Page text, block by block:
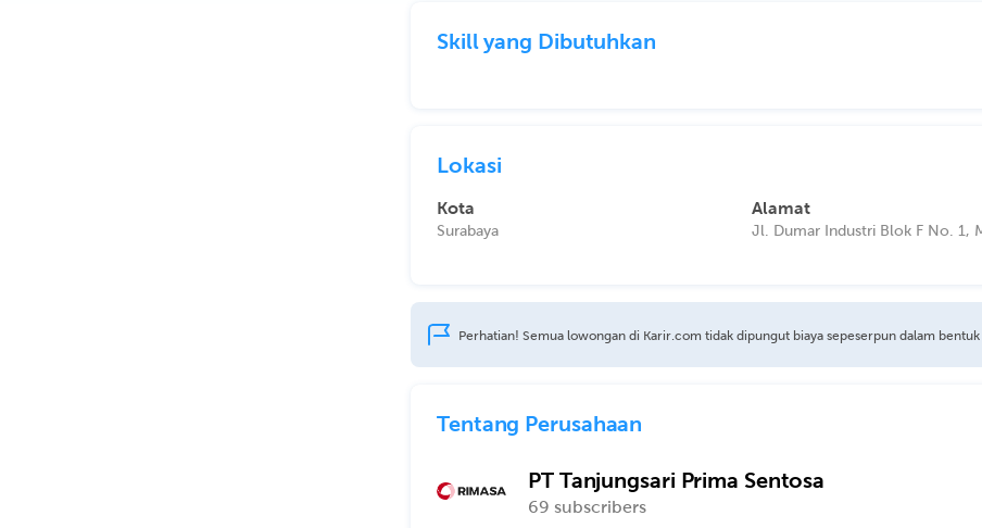
Skill yang Dibutuhkan
Lokasi
Kota
Surabaya
Alamat
Jl. Dumar Industri Blok F No. 1,
Perhatian! Semua lowongan di Karir.com tidak dipungut biaya sepeserpun dalam
Tentang Perusahaan
PT Tanjungsari Prima Sentosa
69 subscribers